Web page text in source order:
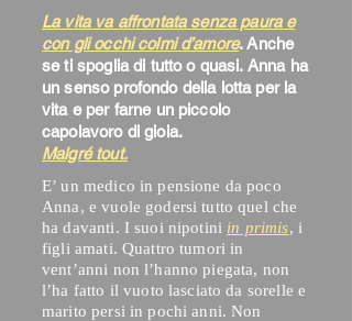
La vita va affrontata senza paura e
con gli occhi colmi d’amore. Anche
se ti spoglia di tutto o quasi. Anna ha
un senso profondo della lotta per la
vita e per farne un piccolo
capolavoro di gioia.
Malgré tout.
E’ un medico in pensione da poco
Anna, e vuole godersi tutto quel che
ha davanti. I suoi nipotini in primis, i
figli amati. Quattro tumori in
vent’anni non l’hanno piegata, non
l’ha fatto il vuoto lasciato da sorelle e
marito persi in pochi anni. Non